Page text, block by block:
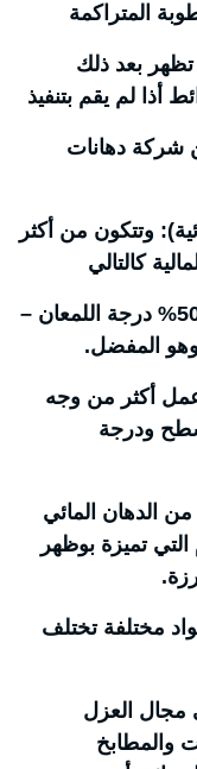
المتراكمة
تظهر بعد ذلك
أذا لم يقم بتنفيذ
شركة دهانات
وتتكون من أكثر
كالتالي
دهان مائي بدون لمعان – دهان مائي 50% درجة اللمعان –
المفضل.
عمل أكثر من وجه
ودرجة
الدهان المائي
تميزة بوظهر
مختلفة تختلف
العزل
والمطابخ